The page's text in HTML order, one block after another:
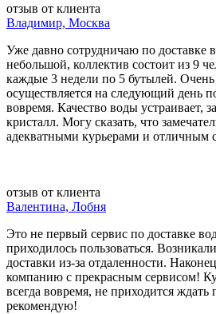
отзыв от клиента
Владимир, Москва
Уже давно сотрудничаю по
небольшой, коллектив состоит из 9
каждые 3 недели по 5 бутылей. Очень
осуществляется на следующий день
вовремя. Качество воды устраивает,
кристалл. Могу сказать, что
адекватными курьерами и отличным
отзыв от клиента
Валентина, Лобня
Это не первый сервис по доставке
приходилось пользоваться.
доставки из-за отдаленности.
компанию с прекрасным сервисом!
всегда вовремя, не приходится
рекомендую!